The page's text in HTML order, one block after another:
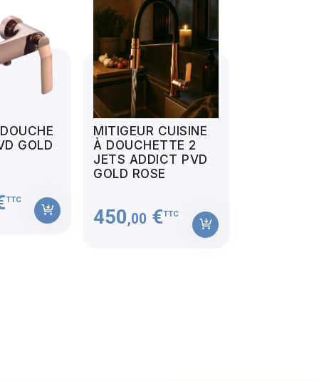
GOLD
TTC
MITIGEUR CUISINE
À DOUCHETTE 2
JETS ADDICT PVD
GOLD ROSE
450,00 €TTC